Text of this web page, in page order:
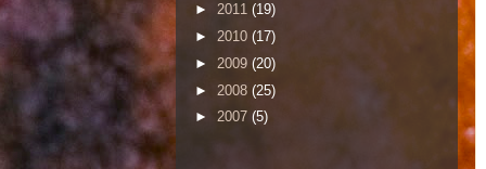
► 2011 (19)
► 2010 (17)
► 2009 (20)
► 2008 (25)
► 2007 (5)